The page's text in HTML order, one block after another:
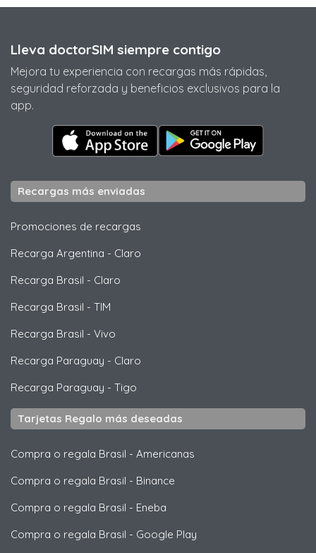
Lleva doctorSIM siempre contigo
Mejora tu experiencia con recargas más rápidas,
seguridad reforzada y beneficios exclusivos para la
app.
Recargas más enviadas
Promociones de recargas
Recarga Argentina - Claro
Recarga Brasil - Claro
Recarga Brasil - TIM
Recarga Brasil - Vivo
Recarga Paraguay - Claro
Recarga Paraguay - Tigo
Tarjetas Regalo más deseadas
Compra o regala Brasil - Americanas
Compra o regala Brasil - Binance
Compra o regala Brasil - Eneba
Compra o regala Brasil - Google Play